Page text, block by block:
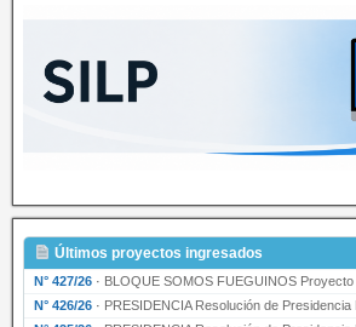
Últimos proyectos ingresados
N° 427/26 · BLOQUE SOMOS FUEGUINOS Proyecto de Declaración
N° 426/26 · PRESIDENCIA Resolución de Presidencia N° 216/26